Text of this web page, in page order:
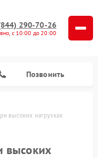
290-70-26
с 10:00 до 20:00
Позвонить
высоких нагрузках
высоких